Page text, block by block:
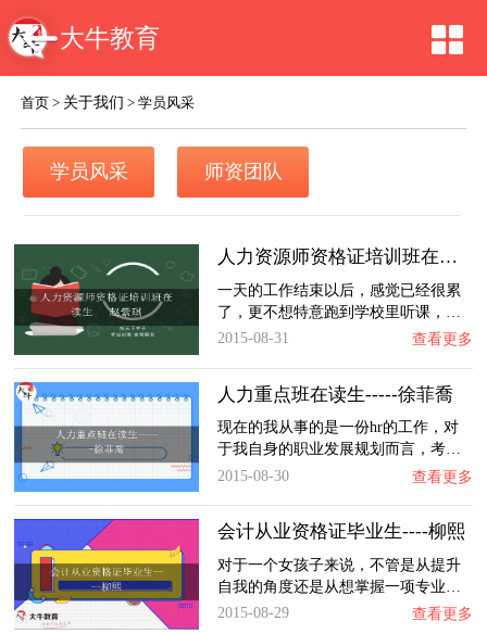
大牛教育
首页 > 关于我们 >学员风采
学员风采 师资团队
人力资源师资格证培训班在读生 赵紫琪
一天的工作结束以后，感觉已经很累
了，更不想特意跑到学校里听课，…
2015-08-31
查看更多
人力重点班在读生-----徐菲喬
现在的我从事的是一份hr的工作，对
于我自身的职业发展规划而言，考…
2015-08-30
查看更多
会计从业资格证毕业生----柳熙
对于一个女孩子来说，不管是从提升
自我的角度还是从想掌握一项专业…
2015-08-29
查看更多